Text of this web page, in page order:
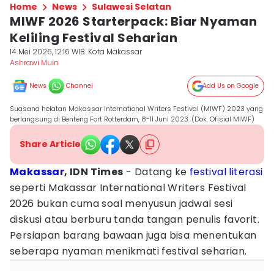
Home News Sulawesi Selatan
MIWF 2026 Starterpack: Biar Nyaman
Keliling Festival Seharian
14 Mei 2026, 12:16 WIB Kota Makassar
Ashrawi Muin
News Channel Add Us on Google
Suasana helatan Makassar International Writers Festival (MIWF) 2023 yang
berlangsung di Benteng Fort Rotterdam, 8-11 Juni 2023. (Dok. Ofisial MIWF)
Share Article
Makassar, IDN Times - Datang ke festival literasi
seperti Makassar International Writers Festival
2026 bukan cuma soal menyusun jadwal sesi
diskusi atau berburu tanda tangan penulis favorit.
Persiapan barang bawaan juga bisa menentukan
seberapa nyaman menikmati festival seharian.